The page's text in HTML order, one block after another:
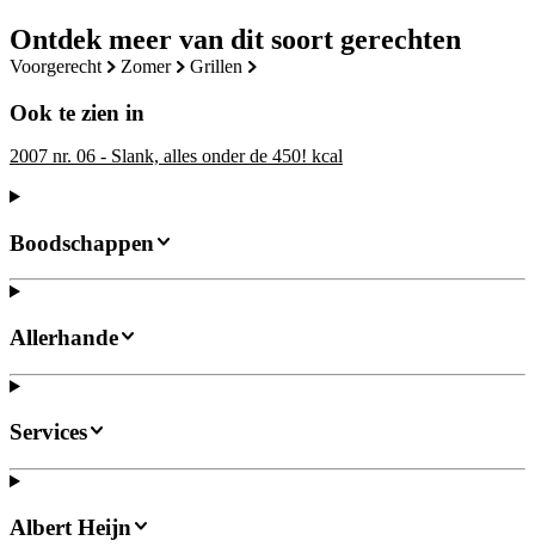
Ontdek meer van dit soort gerechten
voorgerecht zomer grillen
Ook te zien in
2007 nr. 06 - Slank, alles onder de 450! kcal
Boodschappen
Allerhande
Services
Albert Heijn